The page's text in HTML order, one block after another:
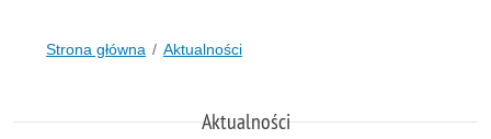
Strona główna Aktualności
Aktualności